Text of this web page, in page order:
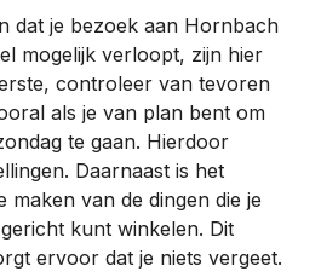
dat je bezoek aan Hornbach
mogelijk verloopt, zijn hier
controleer van tevoren
als je van plan bent om
te gaan. Hierdoor
Daarnaast is het
maken van de dingen die je
kunt winkelen. Dit
ervoor dat je niets vergeet.